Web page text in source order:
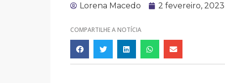
Lorena Macedo 2 fevereiro, 2023
COMPARTILHE A NOTÍCIA